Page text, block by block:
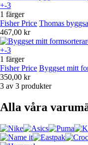
+-3
1 färger
Fisher Price Thomas
467,00 kr
+-3
1 färger
Fisher Price Byggset mitt
350,00 kr
3 av 3 produkter
Alla våra